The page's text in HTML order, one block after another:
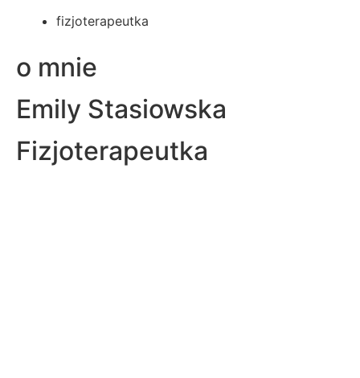
fizjoterapeutka
o mnie
Emily Stasiowska
Fizjoterapeutka